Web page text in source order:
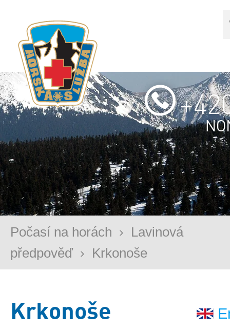
Počasí na horách › Lavinová
předpověď › Krkonoše
Krkonoše